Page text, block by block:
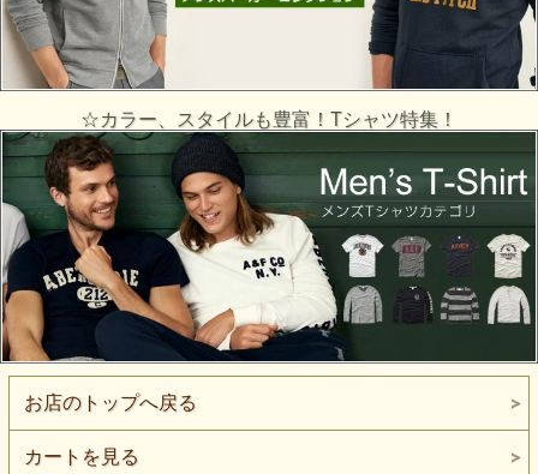
☆カラー、スタイルも豊富！Tシャツ特集！
お店のトップへ戻る
カートを見る